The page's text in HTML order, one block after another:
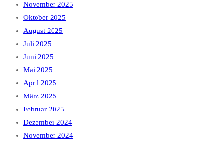
November 2025
Oktober 2025
August 2025
Juli 2025
Juni 2025
Mai 2025
April 2025
März 2025
Februar 2025
Dezember 2024
November 2024